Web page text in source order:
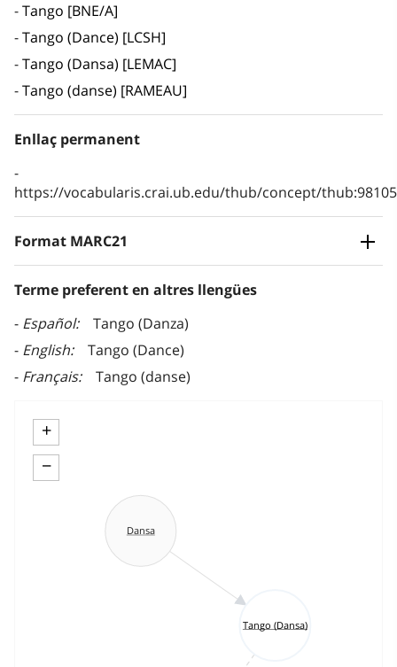
Tango [BNE/A]
Tango (Dance) [LCSH]
Tango (Dansa) [LEMAC]
Tango (danse) [RAMEAU]
Enllaç permanent
https://vocabularis.crai.ub.edu/thub/concept/
Format MARC21
Terme preferent en altres llengües
Español
Tango (Danza)
English
Tango (Dance)
Français
Tango (danse)
+
−
Tango (Dansa)
Dansa